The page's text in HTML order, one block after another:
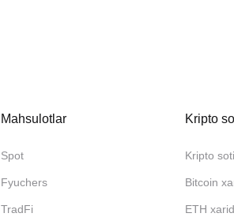
Mahsulotlar
Spot
Fyuchers
TradFi
Kripto
Kripto
Bitcoin
ETH